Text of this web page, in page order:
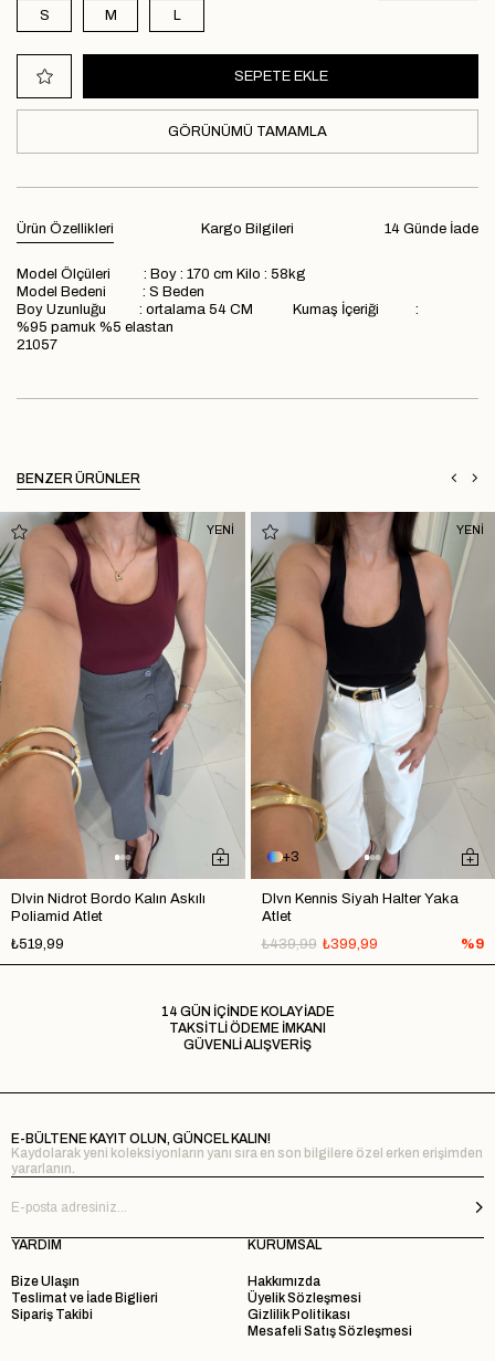
S M L
GÖRÜNÜMÜ TAMAMLA
Ürün Özellikleri 14 Günde İade
Kargo Bilgileri
Model Ölçüleri : Boy : 170 cm Kilo : 58kg
Model Bedeni : S Beden
Boy Uzunluğu : ortalama 54 CM Kumaş İçeriği :
%95 pamuk %5 elastan
21057
BENZER ÜRÜNLER
Dlvin Nidrot Bordo Kalın Askılı
Poliamid Atlet
₺519,99
YENİ
3
Dlvn Kennis Siyah Halter Yaka
Atlet
₺399,99
₺439,99 %9
YENİ
14 GÜN İÇİNDE KOLAY İADE
TAKSİTLİ ÖDEME İMKANI
GÜVENLİ ALIŞVERİŞ
E-BÜLTENE KAYIT OLUN, GÜNCEL KALIN!
Kaydolarak yeni koleksiyonların yanı sıra en son bilgilere özel erken erişimden
yararlanın.
YARDIM
Bize Ulaşın
Teslimat ve İade Biglieri
Sipariş Takibi
KURUMSAL
Hakkımızda
Üyelik Sözleşmesi
Gizlilik Politikası
Mesafeli Satış Sözleşmesi